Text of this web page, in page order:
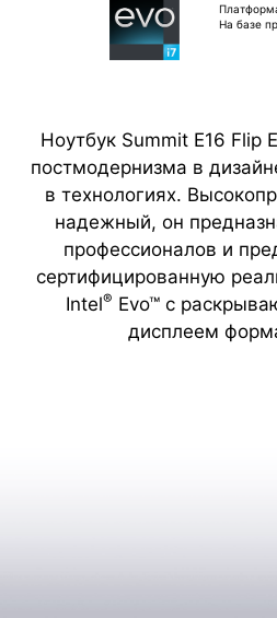
На базе
Ноутбук Summit E16 Flip
постмодернизма в
в технологиях.
надежный, он
профессионалов и
сертифицированную
Intel® Evo™ с
дисплеем